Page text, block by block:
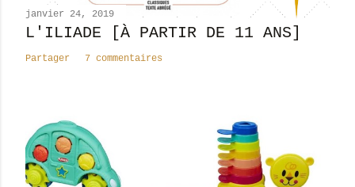
n
t
i
janvier 24, 2019
L'ILIADE [À PARTIR DE 11 ANS]
Partager 7 commentaires